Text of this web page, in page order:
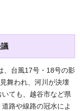
、台風17号・18号の影
舞われ、河川が決壊
ても、越谷市など県
路や線路の冠水によ